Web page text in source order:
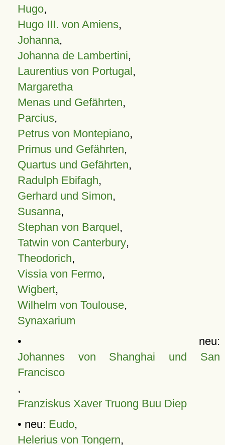
Hugo,
Hugo III. von Amiens,
Johanna,
Johanna de Lambertini,
Laurentius von Portugal,
Margaretha
Menas und Gefährten,
Parcius,
Petrus von Montepiano,
Primus und Gefährten,
Quartus und Gefährten,
Radulph Ebifagh,
Gerhard und Simon,
Susanna,
Stephan von Barquel,
Tatwin von Canterbury,
Theodorich,
Vissia von Fermo,
Wigbert,
Wilhelm von Toulouse,
Synaxarium
• neu:
Johannes von Shanghai und San
Francisco
,
Franziskus Xaver Truong Buu Diep
• neu: Eudo,
Helerius von Tongern,